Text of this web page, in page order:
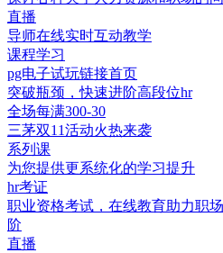
直播
导师在线实时互动教学
课程学习
pg电子试玩链接首页
突破瓶颈，快速进阶高段位hr
全场每满300-30
三茅双11活动火热来袭
系列课
为您提供更系统化的学习提升
hr考证
职业资格考试，在线教育助力职
阶
直播